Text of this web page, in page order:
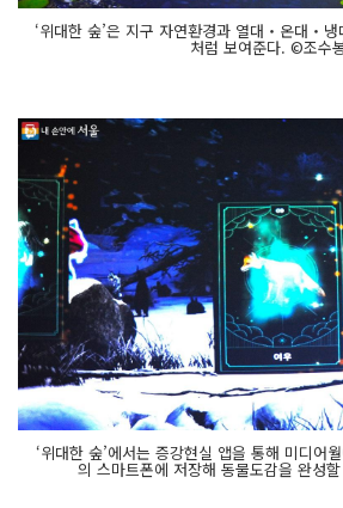
‘위대한 숲’은 지구 자연환경과 열대‧온대‧냉
처럼 보여준다. ©조수
‘위대한 숲’에서는 증강현실 앱을 통해 미디어
의 스마트폰에 저장해 동물도감을 완성